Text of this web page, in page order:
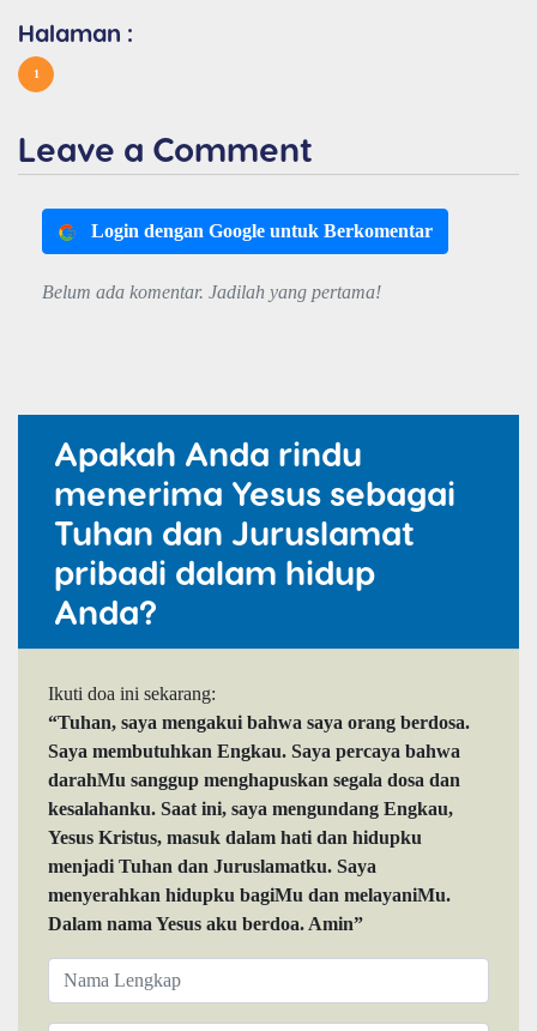
Halaman :
1
Leave a Comment
Login dengan Google untuk Berkomentar
Belum ada komentar. Jadilah yang pertama!
Apakah Anda rindu
menerima Yesus sebagai
Tuhan dan Juruslamat
pribadi dalam hidup
Anda?
Ikuti doa ini sekarang:
“Tuhan, saya mengakui bahwa saya orang berdosa.
Saya membutuhkan Engkau. Saya percaya bahwa
darahMu sanggup menghapuskan segala dosa dan
kesalahanku. Saat ini, saya mengundang Engkau,
Yesus Kristus, masuk dalam hati dan hidupku
menjadi Tuhan dan Juruslamatku. Saya
menyerahkan hidupku bagiMu dan melayaniMu.
Dalam nama Yesus aku berdoa. Amin”